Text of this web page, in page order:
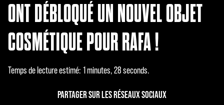
ONT DÉBLOQUÉ UN NOUVEL OBJET
COSMÉTIQUE POUR RAFA !
Temps de lecture estimé 1 minutes, 28 seconds
PARTAGER SUR LES RÉSEAUX SOCIAUX